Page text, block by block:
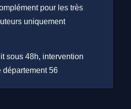
pour les très
uniquement
sous 48h, intervention
département 56